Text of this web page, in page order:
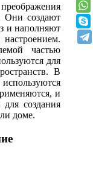
Они создают
и наполняют
частью
для
В
и
создания
доме.